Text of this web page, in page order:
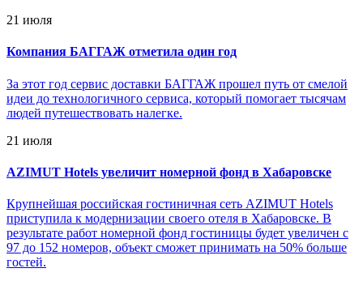
21 июля
Компания БАГГАЖ отметила один год
За этот год сервис доставки БАГГАЖ прошел путь от смелой
идеи до технологичного сервиса, который помогает тысячам
людей путешествовать налегке.
21 июля
AZIMUT Hotels увеличит номерной фонд в Хабаровске
Крупнейшая российская гостиничная сеть AZIMUT Hotels
приступила к модернизации своего отеля в Хабаровске. В
результате работ номерной фонд гостиницы будет увеличен с
97 до 152 номеров, объект сможет принимать на 50% больше
гостей.